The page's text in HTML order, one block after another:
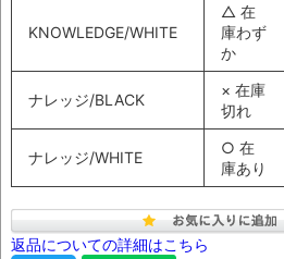
KNOWLEDGE/WHITE
△ 在
庫わず
か
ナレッジ/BLACK
× 在庫
切れ
ナレッジ/WHITE
○ 在
庫あり
返品についての詳細はこちら